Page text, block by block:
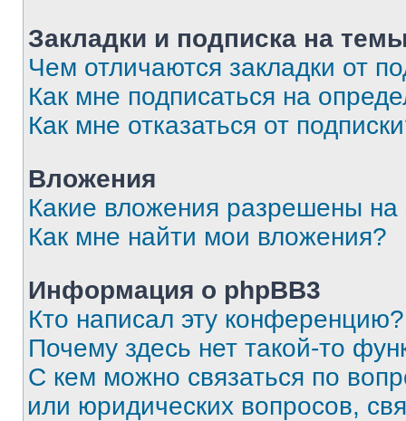
Закладки и подписка на
Чем отличаются закладки от
Как мне подписаться на
Как мне отказаться от
Вложения
Какие вложения разрешены
Как мне найти мои вложения?
Информация о phpBB3
Кто написал эту конференцию?
Почему здесь нет такой-то
С кем можно связаться по
или юридических вопросов,